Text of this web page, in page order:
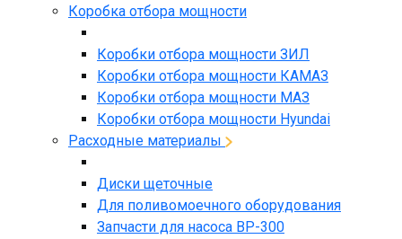
Коробка отбора мощности
Коробки отбора мощности ЗИЛ
Коробки отбора мощности КАМАЗ
Коробки отбора мощности МАЗ
Коробки отбора мощности Hyundai
Расходные материалы
Диски щеточные
Для поливомоечного оборудования
Запчасти для насоса BP-300